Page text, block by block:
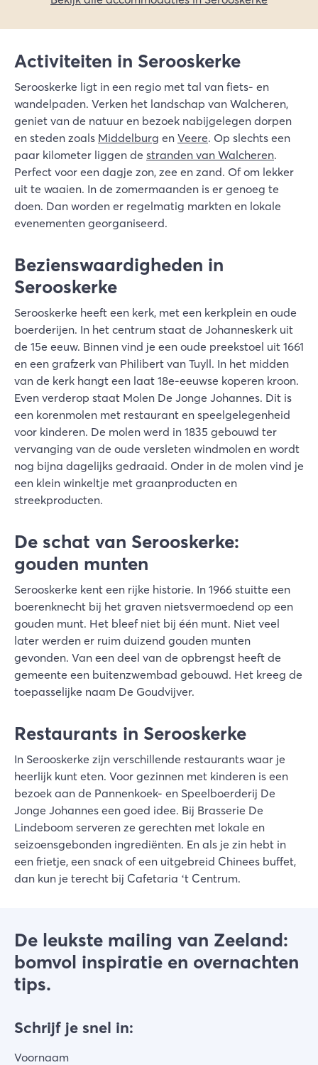
Activiteiten in Serooskerke
Serooskerke ligt in een regio met tal van fiets- en
wandelpaden. Verken het landschap van Walcheren,
geniet van de natuur en bezoek nabijgelegen dorpen
en steden zoals Middelburg en Veere. Op slechts een
paar kilometer liggen de stranden van Walcheren.
Perfect voor een dagje zon, zee en zand. Of om lekker
uit te waaien. In de zomermaanden is er genoeg te
doen. Dan worden er regelmatig markten en lokale
evenementen georganiseerd.
Bezienswaardigheden in
Serooskerke
Serooskerke heeft een kerk, met een kerkplein en oude
boerderijen. In het centrum staat de Johanneskerk uit
de 15e eeuw. Binnen vind je een oude preekstoel uit 1661
en een grafzerk van Philibert van Tuyll. In het midden
van de kerk hangt een laat 18e-eeuwse koperen kroon.
Even verderop staat Molen De Jonge Johannes. Dit is
een korenmolen met restaurant en speelgelegenheid
voor kinderen. De molen werd in 1835 gebouwd ter
vervanging van de oude versleten windmolen en wordt
nog bijna dagelijks gedraaid. Onder in de molen vind je
een klein winkeltje met graanproducten en
streekproducten.
De schat van Serooskerke:
gouden munten
Serooskerke kent een rijke historie. In 1966 stuitte een
boerenknecht bij het graven nietsvermoedend op een
gouden munt. Het bleef niet bij één munt. Niet veel
later werden er ruim duizend gouden munten
gevonden. Van een deel van de opbrengst heeft de
gemeente een buitenzwembad gebouwd. Het kreeg de
toepasselijke naam De Goudvijver.
Restaurants in Serooskerke
In Serooskerke zijn verschillende restaurants waar je
heerlijk kunt eten. Voor gezinnen met kinderen is een
bezoek aan de Pannenkoek- en Speelboerderij De
Jonge Johannes een goed idee. Bij Brasserie De
Lindeboom serveren ze gerechten met lokale en
seizoensgebonden ingrediënten. En als je zin hebt in
een frietje, een snack of een uitgebreid Chinees buffet,
dan kun je terecht bij Cafetaria ‘t Centrum.
De leukste mailing van Zeeland:
bomvol inspiratie en overnachten
tips.
Schrijf je snel in:
Voornaam